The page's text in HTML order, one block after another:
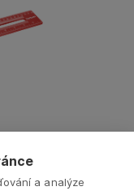
a analýze